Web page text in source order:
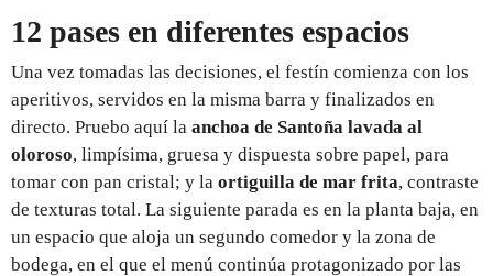
12 pases en diferentes espacios
Una vez tomadas las decisiones, el festín comienza con los
aperitivos, servidos en la misma barra y finalizados en
directo. Pruebo aquí la anchoa de Santoña lavada al
oloroso, limpísima, gruesa y dispuesta sobre papel, para
tomar con pan cristal; y la ortiguilla de mar frita, contraste
de texturas total. La siguiente parada es en la planta baja, en
un espacio que aloja un segundo comedor y la zona de
bodega, en el que el menú continúa protagonizado por las